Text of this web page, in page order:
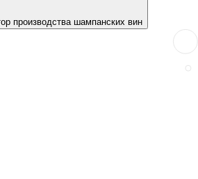
производства шампанских вин